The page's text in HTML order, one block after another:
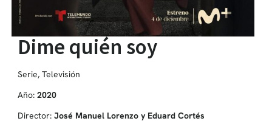
Dime quién soy
Serie, Televisión
Año: 2020
Director: José Manuel Lorenzo y Eduard Cortés